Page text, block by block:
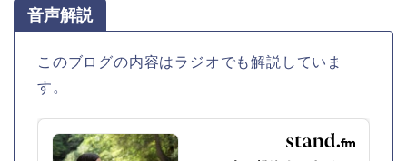
音声解説
このブログの内容はラジオでも解説していま
す。